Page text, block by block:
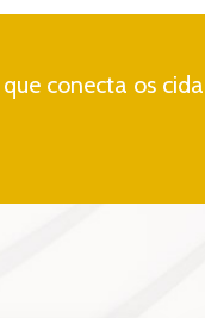
conecta os